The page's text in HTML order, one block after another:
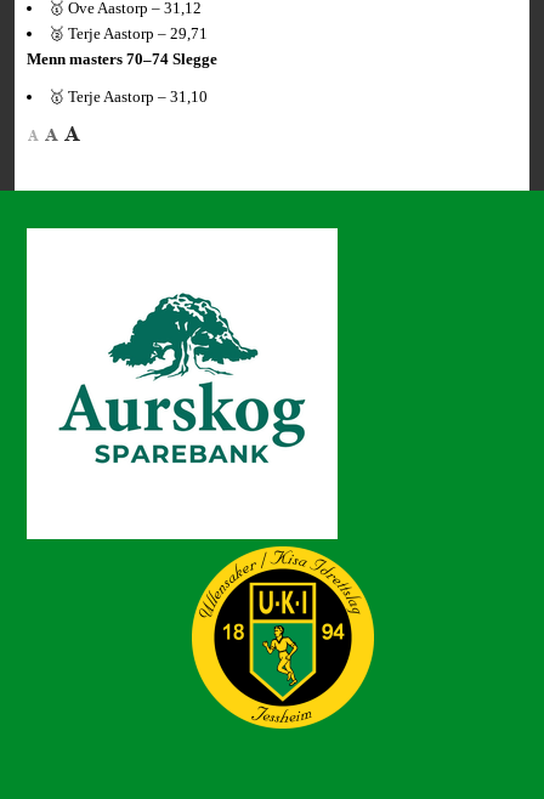
🥇 Ove Aastorp – 31,12
🥈 Terje Aastorp – 29,71
Menn masters 70–74 Slegge
🥇 Terje Aastorp – 31,10